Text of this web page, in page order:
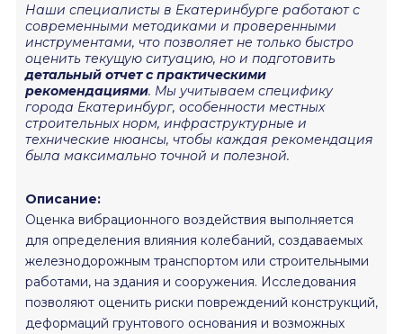
Наши специалисты в Екатеринбурге работают с
современными методиками и проверенными
инструментами, что позволяет не только быстро
оценить текущую ситуацию, но и подготовить
детальный отчет с практическими
рекомендациями. Мы учитываем специфику
города Екатеринбург, особенности местных
строительных норм, инфраструктурные и
технические нюансы, чтобы каждая рекомендация
была максимально точной и полезной.
Описание:
Оценка вибрационного воздействия выполняется
для определения влияния колебаний, создаваемых
железнодорожным транспортом или строительными
работами, на здания и сооружения. Исследования
позволяют оценить риски повреждений конструкций,
деформаций грунтового основания и возможных